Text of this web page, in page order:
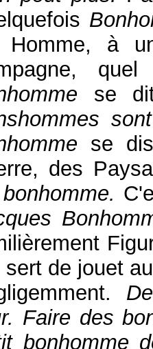
Homme, à
se
se
des
sert de jouet
Faire des
bonhomme